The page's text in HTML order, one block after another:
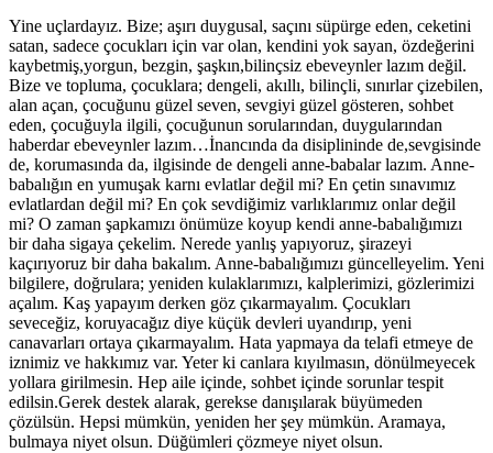
Yine uçlardayız. Bize; aşırı duygusal, saçını süpürge eden, ceketini
satan, sadece çocukları için var olan, kendini yok sayan, özdeğerini
kaybetmiş,yorgun, bezgin, şaşkın,bilinçsiz ebeveynler lazım değil.
Bize ve topluma, çocuklara; dengeli, akıllı, bilinçli, sınırlar çizebilen,
alan açan, çocuğunu güzel seven, sevgiyi güzel gösteren, sohbet
eden, çocuğuyla ilgili, çocuğunun sorularından, duygularından
haberdar ebeveynler lazım…İnancında da disiplininde de,sevgisinde
de, korumasında da, ilgisinde de dengeli anne-babalar lazım. Anne-
babalığın en yumuşak karnı evlatlar değil mi? En çetin sınavımız
evlatlardan değil mi? En çok sevdiğimiz varlıklarımız onlar değil
mi? O zaman şapkamızı önümüze koyup kendi anne-babalığımızı
bir daha sigaya çekelim. Nerede yanlış yapıyoruz, şirazeyi
kaçırıyoruz bir daha bakalım. Anne-babalığımızı güncelleyelim. Yeni
bilgilere, doğrulara; yeniden kulaklarımızı, kalplerimizi, gözlerimizi
açalım. Kaş yapayım derken göz çıkarmayalım. Çocukları
seveceğiz, koruyacağız diye küçük devleri uyandırıp, yeni
canavarları ortaya çıkarmayalım. Hata yapmaya da telafi etmeye de
iznimiz ve hakkımız var. Yeter ki canlara kıyılmasın, dönülmeyecek
yollara girilmesin. Hep aile içinde, sohbet içinde sorunlar tespit
edilsin.Gerek destek alarak, gerekse danışılarak büyümeden
çözülsün. Hepsi mümkün, yeniden her şey mümkün. Aramaya,
bulmaya niyet olsun. Düğümleri çözmeye niyet olsun.